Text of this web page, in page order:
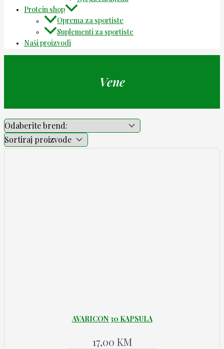
Protein shop
Oprema za sportiste
Suplementi za sportiste
Naši proizvodi
Vene
AVARICON 30 KAPSULA
17,00 KM